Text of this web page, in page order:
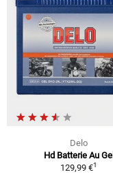
Delo
Hd Batterie Au Gel
129,99 €1